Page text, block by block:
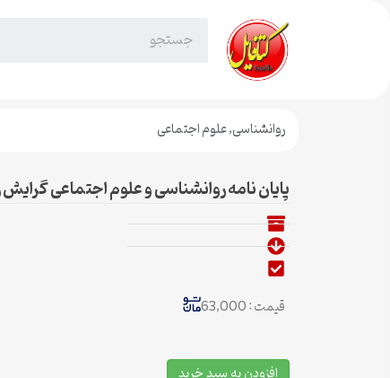
روانشناسی,علوم اجتماعی
پایان نامه روانشناسی و علوم اجتماعی
قیمت : 63,000
افزودن به سبد خرید